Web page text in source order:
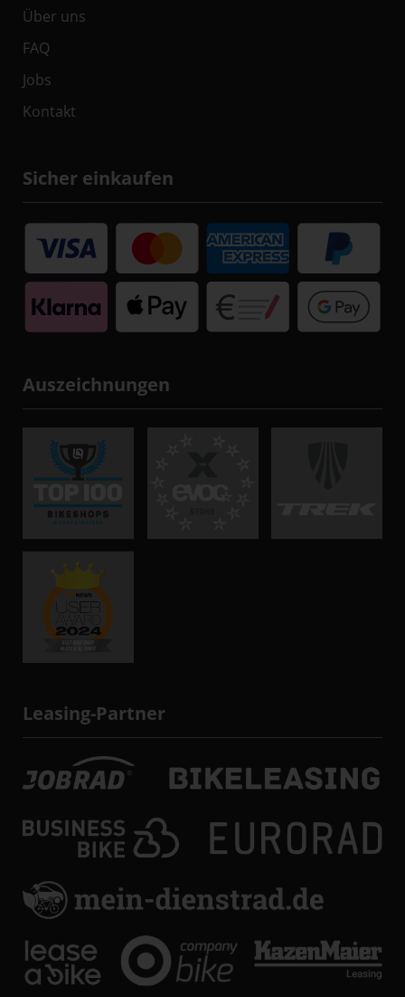
Über uns
FAQ
Jobs
Kontakt
Sicher einkaufen
Auszeichnungen
Leasing-Partner